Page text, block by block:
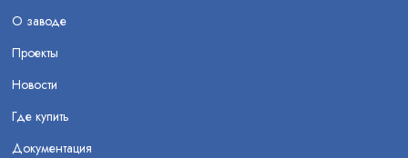
О заводе
Проекты
Новости
Где купить
Документация